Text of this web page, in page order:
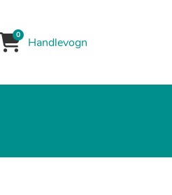
HandlevognHandlevogn
0